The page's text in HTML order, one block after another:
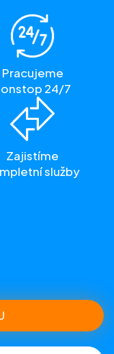
Pracujeme
24/7
Zajistíme
služby